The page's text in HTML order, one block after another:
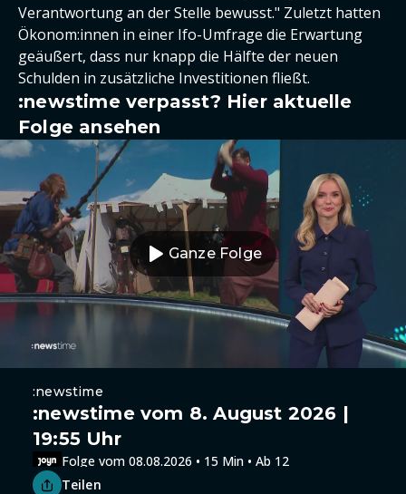
Verantwortung an der Stelle bewusst." Zuletzt hatten
Ökonom:innen in einer Ifo-Umfrage die Erwartung
geäußert, dass nur knapp die Hälfte der neuen
Schulden in zusätzliche Investitionen fließt.
:newstime verpasst? Hier aktuelle
Folge ansehen
Ganze Folge
:newstime
:newstime vom 8. August 2026 |
19:55 Uhr
Folge vom 08.08.2026 • 15 Min • Ab 12
Teilen